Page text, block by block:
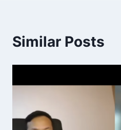
Similar Posts